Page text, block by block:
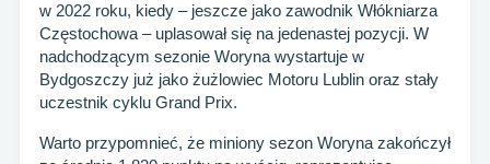
w 2022 roku, kiedy – jeszcze jako zawodnik Włókniarza
Częstochowa – uplasował się na jedenastej pozycji. W
nadchodzącym sezonie Woryna wystartuje w
Bydgoszczy już jako żużlowiec Motoru Lublin oraz stały
uczestnik cyklu Grand Prix.
Warto przypomnieć, że miniony sezon Woryna zakończył